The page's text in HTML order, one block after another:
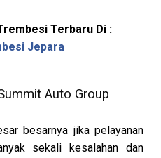
Terbaru Di :
Jepara
Auto Group
besarnya jika pelayanan
sekali kesalahan dan